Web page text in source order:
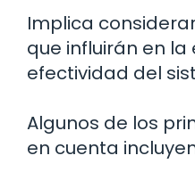
Implica
que influirán en la
efectividad del
Algunos de los
en cuenta